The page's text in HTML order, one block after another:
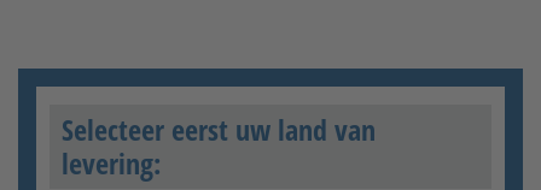
Selecteer eerst uw land van
levering: